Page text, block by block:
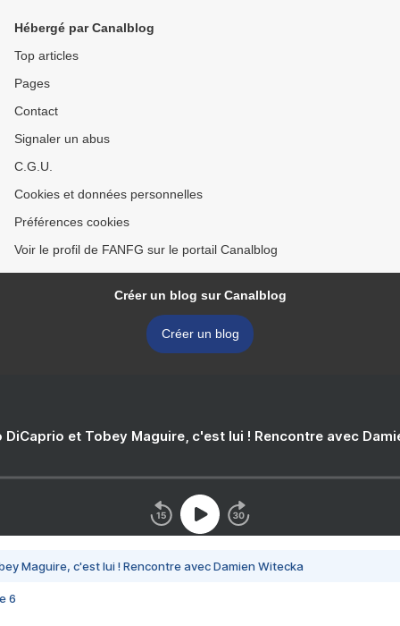
Hébergé par Canalblog
Top articles
Pages
Contact
Signaler un abus
C.G.U.
Cookies et données personnelles
Préférences cookies
Voir le profil de FANFG sur le portail Canalblog
Créer un blog sur Canalblog
Créer un blog
DiCaprio et Tobey Maguire, c'est lui ! Rencontre avec
Maguire, c'est lui ! Rencontre avec Damien Witecka
6